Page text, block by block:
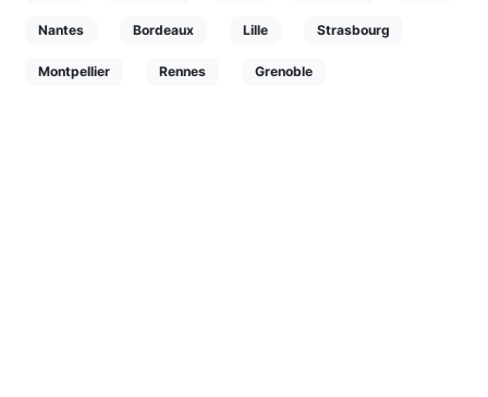
Nantes Bordeaux Lille Strasbourg
Montpellier Rennes Grenoble